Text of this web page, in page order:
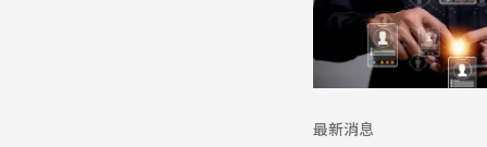
最新消息